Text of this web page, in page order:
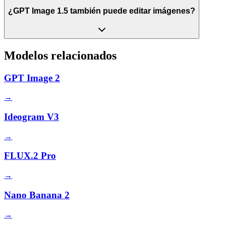
¿GPT Image 1.5 también puede editar imágenes?
Modelos relacionados
GPT Image 2
→
Ideogram V3
→
FLUX.2 Pro
→
Nano Banana 2
→